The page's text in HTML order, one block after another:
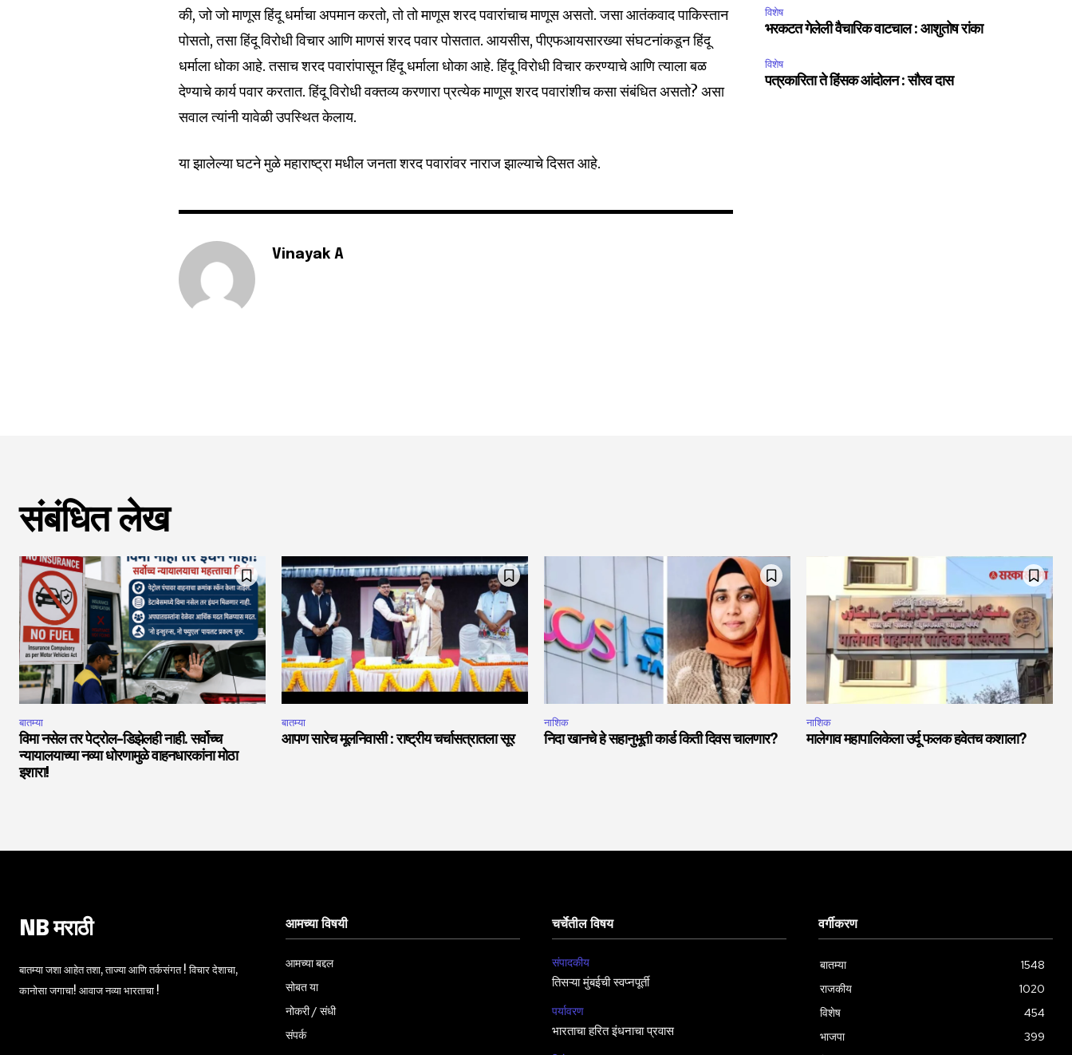
6,300 32,111 75
की, जो जो माणूस हिंदू धर्माचा अपमान करतो, तो तो माणूस शरद पवारांचाच माणूस असतो. जसा आतंकवाद पाकिस्तान
पोसतो, तसा हिंदू विरोधी विचार आणि माणसं शरद पवार पोसतात. आयसीस, पीएफआयसारख्या संघटनांकडून हिंदू
धर्माला धोका आहे. तसाच शरद पवारांपासून हिंदू धर्माला धोका आहे. हिंदू विरोधी विचार करण्याचे आणि त्याला बळ
देण्याचे कार्य पवार करतात. हिंदू विरोधी वक्तव्य करणारा प्रत्येक माणूस शरद पवारांशीच कसा संबंधित असतो? असा
सवाल त्यांनी यावेळी उपस्थित केलाय.
या झालेल्या घटने मुळे महाराष्ट्रा मधील जनता शरद पवारांवर नाराज झाल्याचे दिसत आहे.
Vinayak A
विशेष
भरकटत गेलेली वैचारिक वाटचाल : आशुतोष रांका
विशेष
पत्रकारिता ते हिंसक आंदोलन : सौरव दास
संबंधित लेख
बातम्या
विमा नसेल तर पेट्रोल-डिझेलही नाही. सर्वोच्च
न्यायालयाच्या नव्या धोरणामुळे वाहनधारकांना मोठा
इशारा!
बातम्या
आपण सारेच मूलनिवासी : राष्ट्रीय चर्चासत्रातला सूर
नाशिक
निदा खानचे हे सहानुभूती कार्ड किती दिवस चालणार?
नाशिक
मालेगाव महापालिकेला उर्दू फलक हवेतच कशाला?
NB मराठी
बातम्या जशा आहेत तशा, ताज्या आणि तर्कसंगत ! विचार देशाचा,
कानोसा जगाचा! आवाज नव्या भारताचा !
आमच्या विषयी
आमच्या बद्दल
सोबत या
नोकरी / संधी
संपर्क
चर्चेतील विषय
संपादकीय
तिसऱ्या मुंबईची स्वप्नपूर्ती
पर्यावरण
भारताचा हरित इंधनाचा प्रवास
वर्गीकरण
बातम्या
1548
राजकीय
1020
विशेष
454
भाजपा
399